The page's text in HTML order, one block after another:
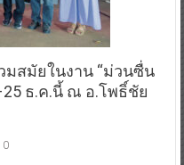
สมัยในงาน “ม่วนซื่น
ธ.ค.นี้ ณ อ.โพธิ์ชัย
0